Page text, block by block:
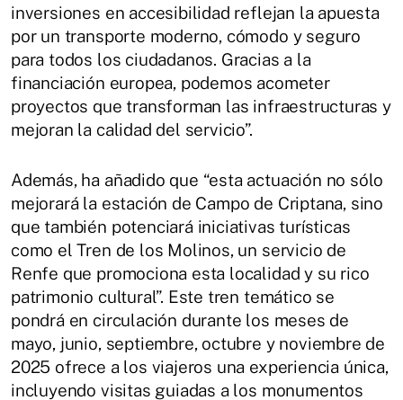
inversiones en accesibilidad reflejan la apuesta
por un transporte moderno, cómodo y seguro
para todos los ciudadanos. Gracias a la
financiación europea, podemos acometer
proyectos que transforman las infraestructuras y
mejoran la calidad del servicio”.
Además, ha añadido que “esta actuación no sólo
mejorará la estación de Campo de Criptana, sino
que también potenciará iniciativas turísticas
como el Tren de los Molinos, un servicio de
Renfe que promociona esta localidad y su rico
patrimonio cultural”. Este tren temático se
pondrá en circulación durante los meses de
mayo, junio, septiembre, octubre y noviembre de
2025 ofrece a los viajeros una experiencia única,
incluyendo visitas guiadas a los monumentos